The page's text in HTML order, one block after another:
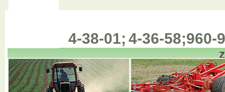
4-38-01; 4-36-58;960-